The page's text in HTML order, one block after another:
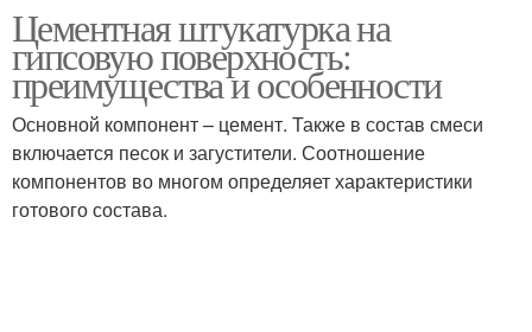
гипсовую стену
гипсовой стены
Штукатурки для
выравнивания
Штукатурки на
гипсовую стену
Цементная штукатурка на
гипсовую поверхность:
преимущества и особенности
Основной компонент – цемент. Также в состав смеси
включается песок и загустители. Соотношение
компонентов во многом определяет характеристики
готового состава.